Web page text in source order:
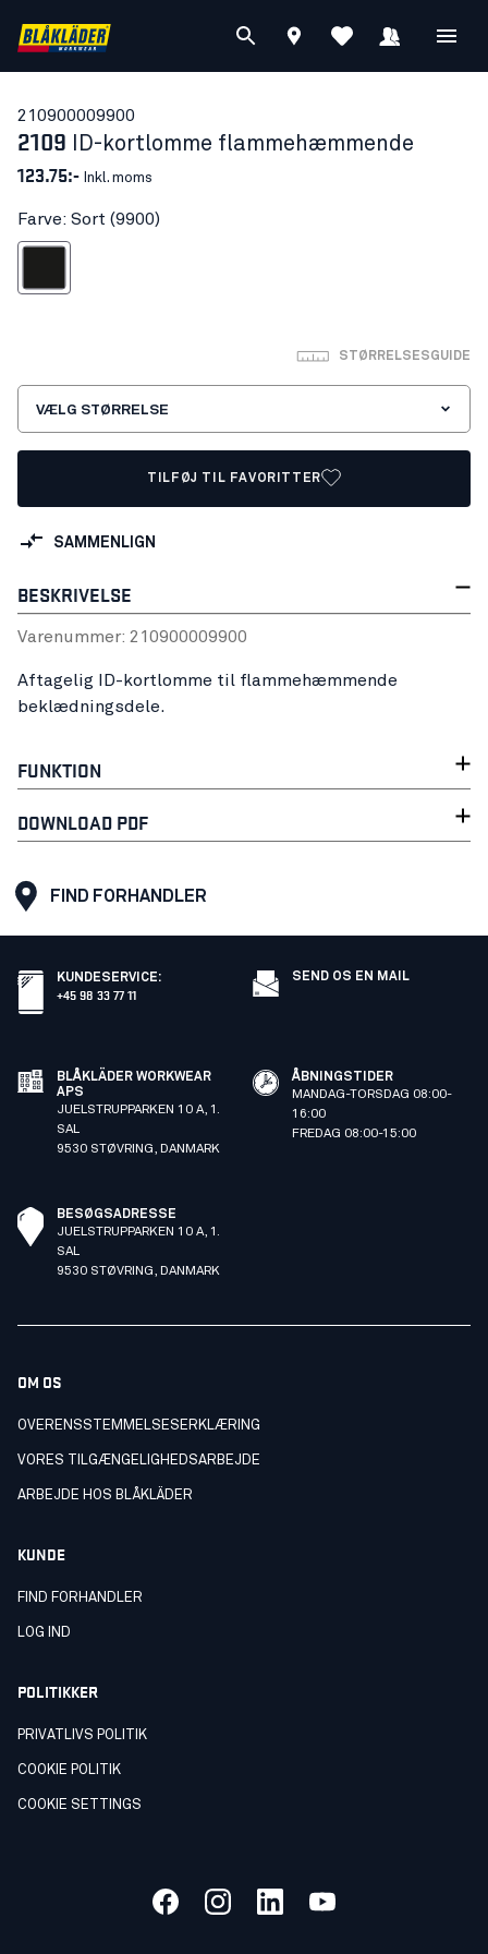
210900009900
2109 ID-kortlomme flammehæmmende
123.75:- Inkl. moms
Farve: Sort (9900)
STØRRELSESGUIDE
VÆLG STØRRELSE
TILFØJ TIL FAVORITTER
SAMMENLIGN
BESKRIVELSE
Varenummer: 210900009900
Aftagelig ID-kortlomme til flammehæmmende
beklædningsdele.
FUNKTION
DOWNLOAD PDF
FIND FORHANDLER
KUNDESERVICE:
+45 98 33 77 11
SEND OS EN MAIL
BLÅKLÄDER WORKWEAR
APS
JUELSTRUPPARKEN 10 A, 1.
SAL
9530 STØVRING, DANMARK
ÅBNINGSTIDER
MANDAG-TORSDAG 08:00-
16:00
FREDAG 08:00-15:00
BESØGSADRESSE
JUELSTRUPPARKEN 10 A, 1.
SAL
9530 STØVRING, DANMARK
OM OS
OVERENSSTEMMELSESERKLÆRING
VORES TILGÆNGELIGHEDSARBEJDE
ARBEJDE HOS BLÅKLÄDER
KUNDE
FIND FORHANDLER
LOG IND
POLITIKKER
PRIVATLIVS POLITIK
COOKIE POLITIK
COOKIE SETTINGS